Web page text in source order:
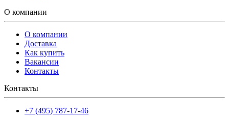
О компании
О компании
Доставка
Как купить
Вакансии
Контакты
Контакты
+7 (495) 787-17-46